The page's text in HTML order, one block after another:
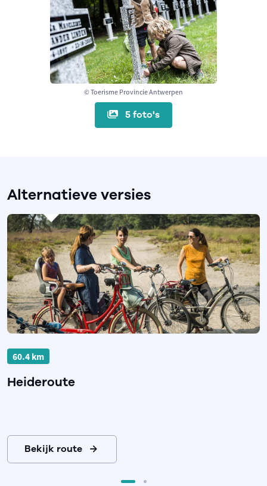
© Toerisme Provincie Antwerpen
5 foto's
Alternatieve versies
60.4 km
Heideroute
Bekijk route